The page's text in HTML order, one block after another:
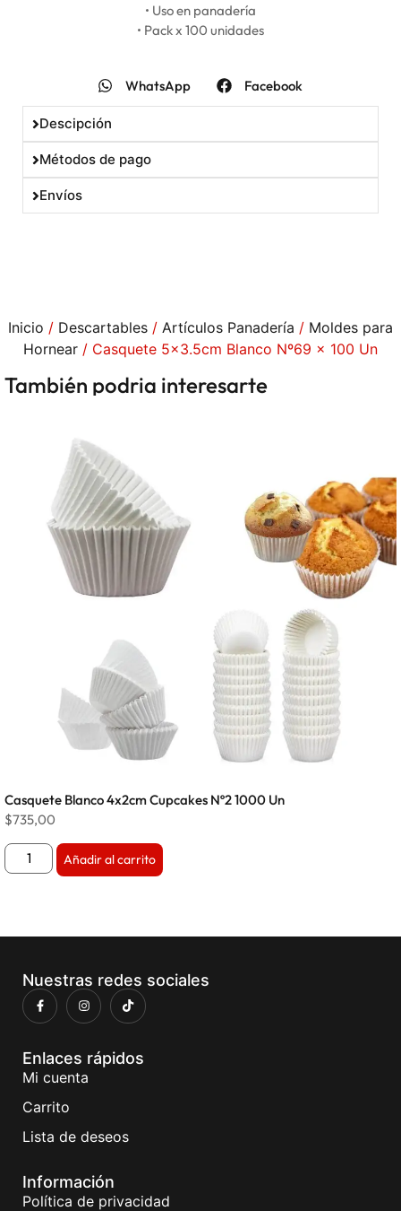
• Uso en panadería
• Pack x 100 unidades
WhatsApp Facebook
Descipción
Métodos de pago
Envíos
Inicio / Descartables / Artículos Panadería / Moldes para
Hornear / Casquete 5×3.5cm Blanco Nº69 x 100 Un
También podria interesarte
Casquete Blanco 4x2cm Cupcakes Nº2 1000 Un
$735,00
Añadir al carrito
Nuestras redes sociales
Enlaces rápidos
Mi cuenta
Carrito
Lista de deseos
Información
Política de privacidad